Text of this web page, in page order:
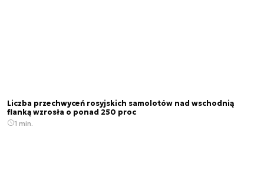
Liczba przechwyceń rosyjskich samolotów nad wschodnią
flanką wzrosła o ponad 250 proc
1 min.